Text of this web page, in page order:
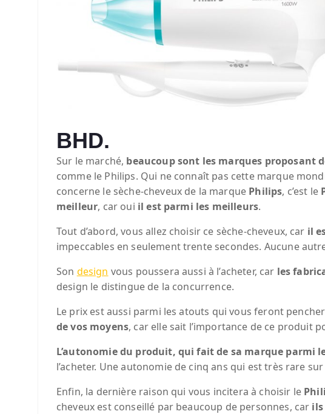
BHD.
Sur le marché, beaucoup sont les marques proposant
comme le Philips. Qui ne connaît pas cette marque
concerne le sèche-cheveux de la marque Philips, c’est le
meilleur, car oui il est parmi les meilleurs.
Tout d’abord, vous allez choisir ce sèche-cheveux, car il
impeccables en seulement trente secondes. Aucune
Son design vous poussera aussi à l’acheter, car les
design le distingue de la concurrence.
Le prix est aussi parmi les atouts qui vous feront
de vos moyens, car elle sait l’importance de ce produit
L’autonomie du produit, qui fait de sa marque parmi
l’acheter. Une autonomie de cinq ans qui est très rare
Enfin, la dernière raison qui vous incitera à choisir le
cheveux est conseillé par beaucoup de personnes, car ils